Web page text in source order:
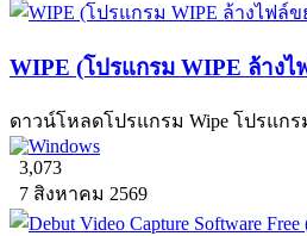
WIPE (โปรแกรม WIPE ล้างไ
ดาวน์โหลดโปรแกรม Wipe โปรแก
3,073
7 สิงหาคม 2569